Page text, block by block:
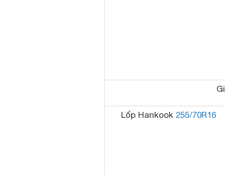
Lốp Hankook 255/70R16